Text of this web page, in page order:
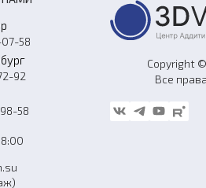
58
92
58
Copyright
Все